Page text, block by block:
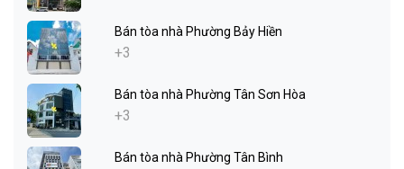
Bán tòa nhà Phường Bảy Hiền
+3
Bán tòa nhà Phường Tân Sơn Hòa
+3
Bán tòa nhà Phường Tân Bình